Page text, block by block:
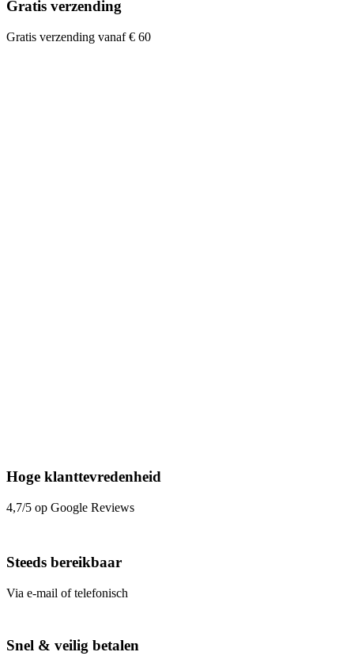
Gratis verzending
Gratis verzending vanaf € 60
Hoge klanttevredenheid
4,7/5 op Google Reviews
Steeds bereikbaar
Via e-mail of telefonisch
Snel & veilig betalen